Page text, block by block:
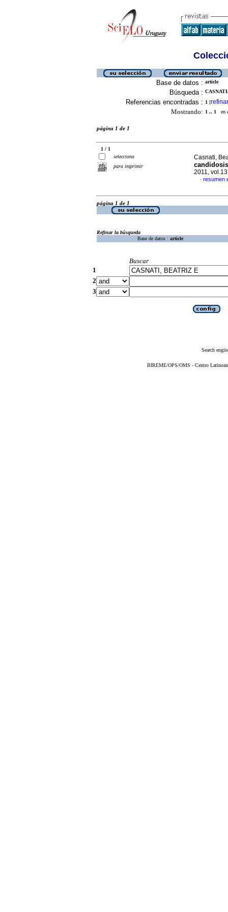
Base de datos : article
Búsqueda :
Referencias encontradas : 1 [refinar
Mostrando: 1 .. 1 en
página 1 de 1
1 / 1
selecciona
para imprimir
Casnati,
2011,
· resumen
página 1 de 1
Refinar la búsqueda
Base de datos : article
Buscar
1
2
3
Search
BIREME/OPS/OMS - Centro